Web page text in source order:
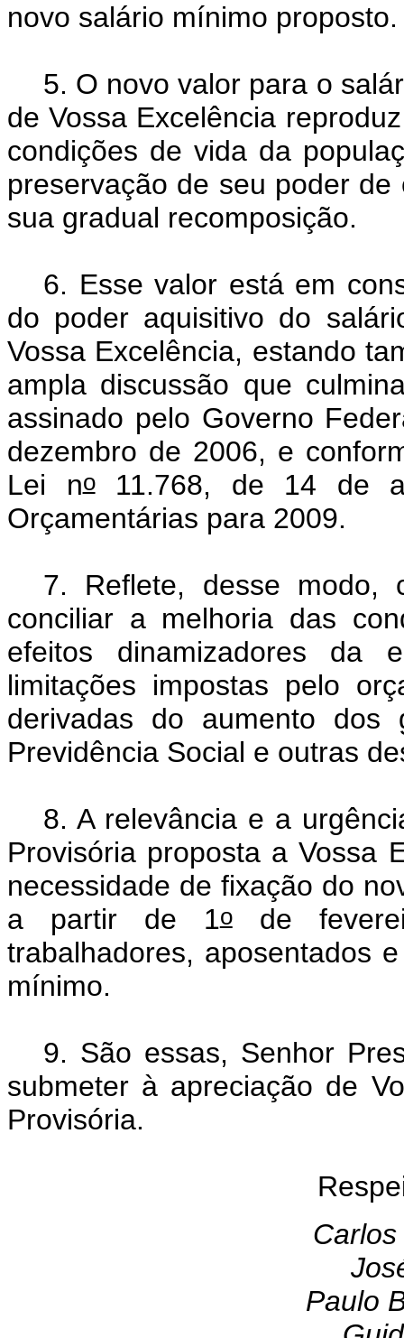
novo salário mínimo proposto.
5. O novo valor para o
de Vossa Excelência
condições de vida da
preservação de seu poder
sua gradual recomposição.
6. Esse valor está em
do poder aquisitivo do
Vossa Excelência, estando
ampla discussão que
assinado pelo Governo
dezembro de 2006, e
Lei no11.768, de 14 de
Orçamentárias para 2009.
7. Reflete, desse modo,
conciliar a melhoria das
efeitos dinamizadores da
limitações impostas pelo
derivadas do aumento dos
Previdência Social e outras
8. A relevância e a
Provisória proposta a Vossa
necessidade de fixação do
a partir de 1ode
trabalhadores, aposentados
mínimo.
9. São essas, Senhor
submeter à apreciação de
Provisória.
Paulo